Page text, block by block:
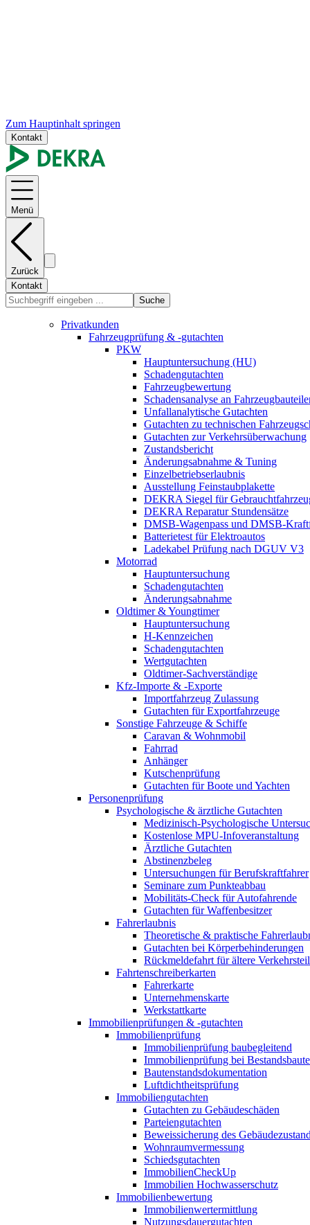
Zum Hauptinhalt springen
Kontakt
Menü
Zurück
Kontakt
Suche
Privatkunden
Fahrzeugprüfung & -gutachten
PKW
Hauptuntersuchung (HU)
Schadengutachten
Fahrzeugbewertung
Schadensanalyse an
Unfallanalytische Gutachten
Gutachten zu technischen
Gutachten zur Verkehrsüberwachung
Zustandsbericht
Änderungsabnahme & Tuning
Einzelbetriebserlaubnis
Ausstellung Feinstaubplakette
DEKRA Siegel für
DEKRA Reparatur Stundensätze
DMSB-Wagenpass und DMSB-
Batterietest für Elektroautos
Ladekabel Prüfung nach DGUV V3
Motorrad
Hauptuntersuchung
Schadengutachten
Änderungsabnahme
Oldtimer & Youngtimer
Hauptuntersuchung
H-Kennzeichen
Schadengutachten
Wertgutachten
Oldtimer-Sachverständige
Kfz-Importe & -Exporte
Importfahrzeug Zulassung
Gutachten für Exportfahrzeuge
Sonstige Fahrzeuge & Schiffe
Caravan & Wohnmobil
Fahrrad
Anhänger
Kutschenprüfung
Gutachten für Boote und Yachten
Personenprüfung
Psychologische & ärztliche Gutachten
Medizinisch-Psychologische
Kostenlose MPU-Infoveranstaltung
Ärztliche Gutachten
Abstinenzbeleg
Untersuchungen für Berufskraftfahrer
Seminare zum Punkteabbau
Mobilitäts-Check für Autofahrende
Gutachten für Waffenbesitzer
Fahrerlaubnis
Theoretische & praktische
Gutachten bei Körperbehinderungen
Rückmeldefahrt für ältere
Fahrtenschreiberkarten
Fahrerkarte
Unternehmenskarte
Werkstattkarte
Immobilienprüfungen & -gutachten
Immobilienprüfung
Immobilienprüfung baubegleitend
Immobilienprüfung bei
Bautenstandsdokumentation
Luftdichtheitsprüfung
Immobiliengutachten
Gutachten zu Gebäudeschäden
Parteiengutachten
Beweissicherung des
Wohnraumvermessung
Schiedsgutachten
ImmobilienCheckUp
Immobilien Hochwasserschutz
Immobilienbewertung
Immobilienwertermittlung
Nutzungsdauergutachten